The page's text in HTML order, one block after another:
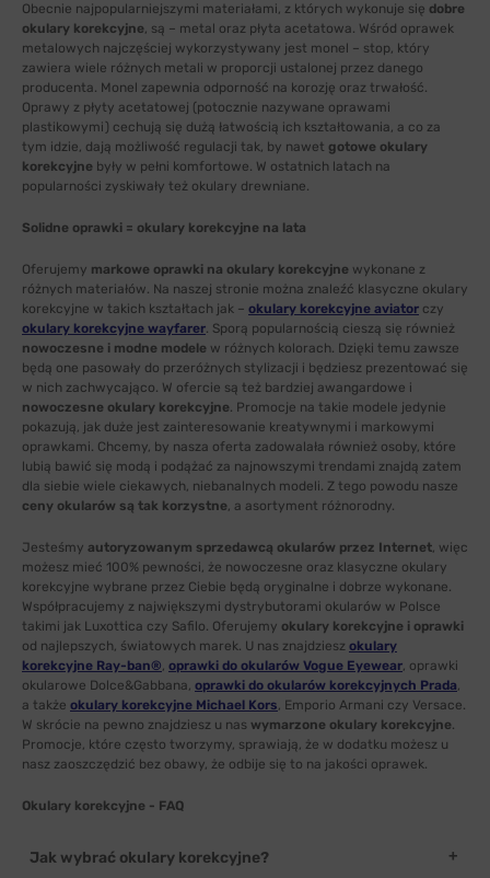
Obecnie najpopularniejszymi materiałami, z których wykonuje się dobre
okulary korekcyjne, są – metal oraz płyta acetatowa. Wśród oprawek
metalowych najczęściej wykorzystywany jest monel – stop, który
zawiera wiele różnych metali w proporcji ustalonej przez danego
producenta. Monel zapewnia odporność na korozję oraz trwałość.
Oprawy z płyty acetatowej (potocznie nazywane oprawami
plastikowymi) cechują się dużą łatwością ich kształtowania, a co za
tym idzie, dają możliwość regulacji tak, by nawet gotowe okulary
korekcyjne były w pełni komfortowe. W ostatnich latach na
popularności zyskiwały też okulary drewniane.
Solidne oprawki = okulary korekcyjne na lata
Oferujemy markowe oprawki na okulary korekcyjne wykonane z
różnych materiałów. Na naszej stronie można znaleźć klasyczne okulary
korekcyjne w takich kształtach jak – okulary korekcyjne aviator czy
okulary korekcyjne wayfarer. Sporą popularnością cieszą się również
nowoczesne i modne modele w różnych kolorach. Dzięki temu zawsze
będą one pasowały do przeróżnych stylizacji i będziesz prezentować się
w nich zachwycająco. W ofercie są też bardziej awangardowe i
nowoczesne okulary korekcyjne. Promocje na takie modele jedynie
pokazują, jak duże jest zainteresowanie kreatywnymi i markowymi
oprawkami. Chcemy, by nasza oferta zadowalała również osoby, które
lubią bawić się modą i podążać za najnowszymi trendami znajdą zatem
dla siebie wiele ciekawych, niebanalnych modeli. Z tego powodu nasze
ceny okularów są tak korzystne, a asortyment różnorodny.
Jesteśmy autoryzowanym sprzedawcą okularów przez Internet, więc
możesz mieć 100% pewności, że nowoczesne oraz klasyczne okulary
korekcyjne wybrane przez Ciebie będą oryginalne i dobrze wykonane.
Współpracujemy z największymi dystrybutorami okularów w Polsce
takimi jak Luxottica czy Safilo. Oferujemy okulary korekcyjne i oprawki
od najlepszych, światowych marek. U nas znajdziesz okulary
korekcyjne Ray-ban®, oprawki do okularów Vogue Eyewear, oprawki
okularowe Dolce&Gabbana, oprawki do okularów korekcyjnych Prada,
a także okulary korekcyjne Michael Kors, Emporio Armani czy Versace.
W skrócie na pewno znajdziesz u nas wymarzone okulary korekcyjne.
Promocje, które często tworzymy, sprawiają, że w dodatku możesz u
nasz zaoszczędzić bez obawy, że odbije się to na jakości oprawek.
Okulary korekcyjne - FAQ
Jak wybrać okulary korekcyjne?